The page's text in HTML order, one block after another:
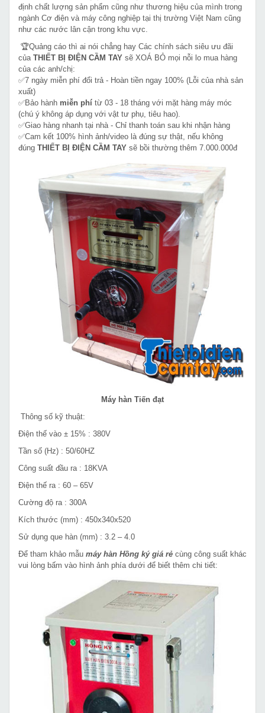
định chất lượng sản phẩm cũng như thương hiệu của mình trong
ngành Cơ điện và máy công nghiệp tại thị trường Việt Nam cũng
như các nước lân cận trong khu vực.
🏆Quảng cáo thì ai nói chẳng hay Các chính sách siêu ưu đãi
của THIẾT BỊ ĐIỆN CẦM TAY sẽ XOÁ BỎ mọi nỗi lo mua hàng
của các anh/chị:
✅7 ngày miễn phí đổi trả - Hoàn tiền ngay 100% (Lỗi của nhà sản
xuất)
✅Bảo hành miễn phí từ 03 - 18 tháng với mặt hàng máy móc
(chú ý không áp dụng với vật tư phụ, tiêu hao).
✅Giao hàng nhanh tại nhà - Chỉ thanh toán sau khi nhận hàng
✅Cam kết 100% hình ảnh/video là đúng sự thật, nếu không
đúng THIẾT BỊ ĐIỆN CẦM TAY sẽ bồi thường thêm 7.000.000đ
Máy hàn Tiến đạt
Thông số kỹ thuật:
Điện thế vào ± 15% : 380V
Tần số (Hz) : 50/60HZ
Công suất đầu ra : 18KVA
Điện thế ra : 60 – 65V
Cường độ ra : 300A
Kích thước (mm) : 450x340x520
Sử dụng que hàn (mm) : 3.2 – 4.0
Để tham khảo mẫu máy hàn Hồng ký giá rẻ cùng công suất khác
vui lòng bấm vào hình ảnh phía dưới để biết thêm chi tiết: